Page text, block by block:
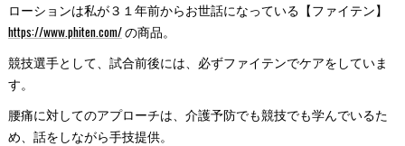
ローションは私が３１年前からお世話になっている【ファイテン】
https://www.phiten.com/の商品。
競技選手として、試合前後には、必ずファイテンでケアをしていま
す。
腰痛に対してのアプローチは、介護予防でも競技でも学んでいるた
め、話をしながら手技提供。